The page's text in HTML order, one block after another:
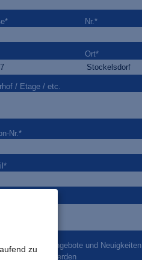
* Nr.*
Ort*
/ Etage / etc.
Nr. *
*
möchte über Angebote und Neuigkeiten
informiert werden
zu